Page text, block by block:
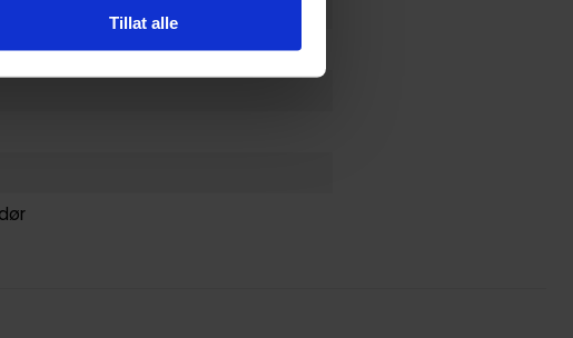
Tillat alle